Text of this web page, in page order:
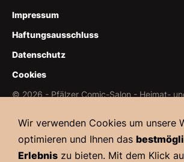
Impressum
Haftungsausschluss
Datenschutz
Cookies
© 2026 - Pfälzer Comic-Salon - Heimat-
Wir verwenden Cookies um unsere
optimieren und Ihnen das
Erlebnis zu bieten. Mit dem Klick